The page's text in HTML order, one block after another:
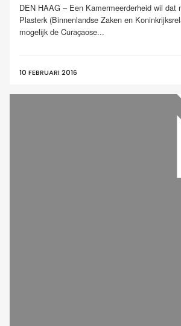
DEN HAAG – Een Kamermeerderheid wil dat
Plasterk (Binnenlandse Zaken en
mogelijk de Curaçaose...
10 FEBRUARI 2016